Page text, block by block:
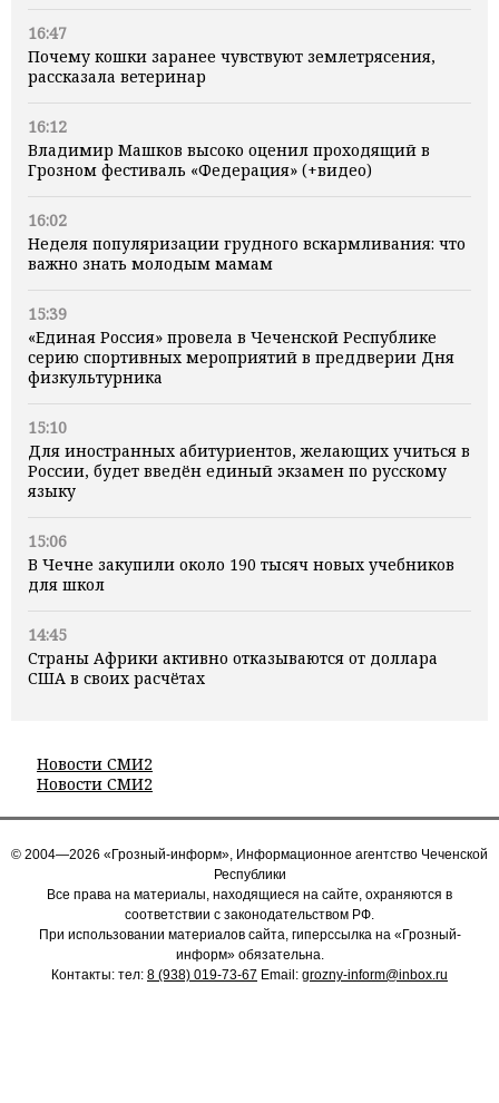
16:47
Почему кошки заранее чувствуют землетрясения,
рассказала ветеринар
16:12
Владимир Машков высоко оценил проходящий в
Грозном фестиваль «Федерация» (+видео)
16:02
Неделя популяризации грудного вскармливания: что
важно знать молодым мамам
15:39
«Единая Россия» провела в Чеченской Республике
серию спортивных мероприятий в преддверии Дня
физкультурника
15:10
Для иностранных абитуриентов, желающих учиться в
России, будет введён единый экзамен по русскому
языку
15:06
В Чечне закупили около 190 тысяч новых учебников
для школ
14:45
Страны Африки активно отказываются от доллара
США в своих расчётах
Новости СМИ2
Новости СМИ2
© 2004—2026 «Грозный-информ», Информационное агентство Чеченской
Республики
Все права на материалы, находящиеся на сайте, охраняются в
соответствии с законодательством РФ.
При использовании материалов сайта, гиперссылка на «Грозный-
информ» обязательна.
Контакты: тел: 8 (938) 019-73-67 Email: grozny-inform@inbox.ru